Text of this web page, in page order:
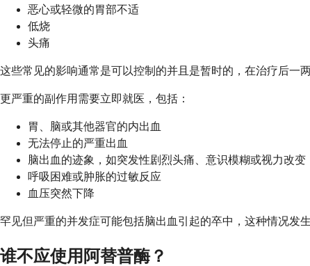
恶心或轻微的胃部不适
低烧
头痛
这些常见的影响通常是可以控制的并且是暂时的，在治疗后一两
更严重的副作用需要立即就医，包括：
胃、脑或其他器官的内出血
无法停止的严重出血
脑出血的迹象，如突发性剧烈头痛、意识模糊或视力改变
呼吸困难或肿胀的过敏反应
血压突然下降
罕见但严重的并发症可能包括脑出血引起的卒中，这种情况发
谁不应使用阿替普酶？